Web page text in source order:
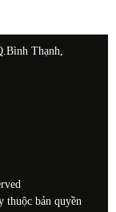
Thạnh,
thuộc bản quyền